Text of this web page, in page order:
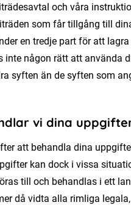
och våra
som får tillgång till
en tredje part för att
inte någon rätt att använda
syften än de syften som
vi dina
att behandla dina
kan dock i vissa
till och behandlas i ett
då vidta alla rimliga